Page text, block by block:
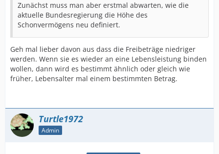
Zunächst muss man aber erstmal abwarten, wie die
aktuelle Bundesregierung die Höhe des
Schonvermögens neu definiert.
Geh mal lieber davon aus dass die Freibeträge niedriger
werden. Wenn sie es wieder an eine Lebensleistung binden
wollen, dann wird es bestimmt ähnlich oder gleich wie
früher, Lebensalter mal einem bestimmten Betrag.
Turtle1972
Admin